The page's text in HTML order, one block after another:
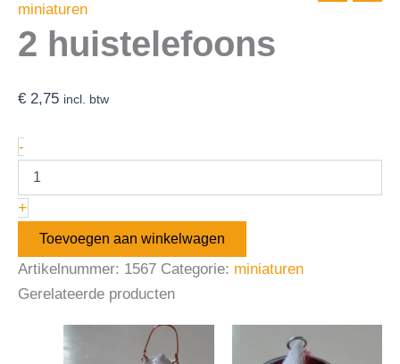
miniaturen
2 huistelefoons
€ 2,75 incl. btw
-
+
Toevoegen aan winkelwagen
Artikelnummer: 1567 Categorie: miniaturen
Gerelateerde producten